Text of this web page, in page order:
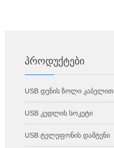
Პროდუქტები
USB დენის ზოლი კაბელით
USB კედლის სოკეტი
USB ტელეფონის დამტენი